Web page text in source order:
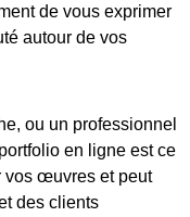
de vous exprimer
autour de vos
ou un professionnel
portfolio en ligne est ce
vos œuvres et peut
des clients